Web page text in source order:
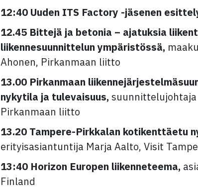
12:40 Uuden ITS Factory -jäsenen
12.45 Bittejä ja betonia – ajatuksia
liikennesuunnittelun ympäristössä,
Ahonen, Pirkanmaan liitto
13.00 Pirkanmaan
nykytila ja tulevaisuus, suunnittelujohtaja
Pirkanmaan liitto
13.20 Tampere-Pirkkalan kotikenttäetu
erityisasiantuntija Marja Aalto, Visit
13:40 Horizon Europen liikenneteema,
Finland